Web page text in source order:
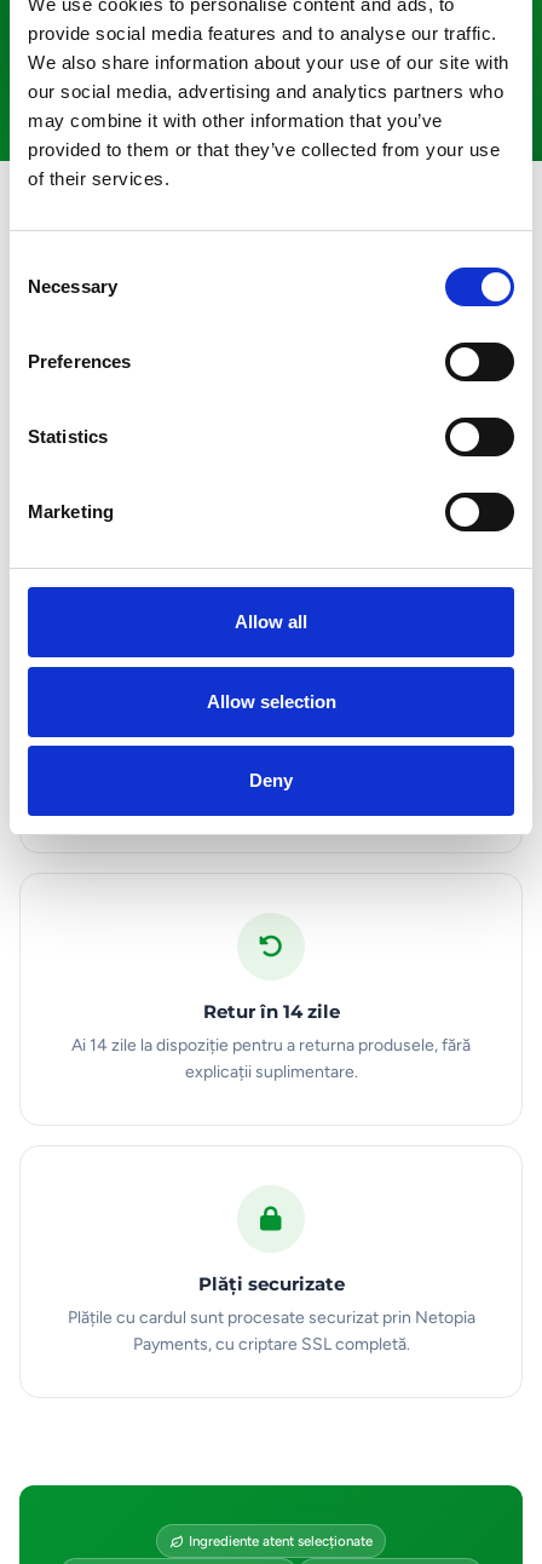
We use cookies to personalise content and ads, to
provide social media features and to analyse our traffic.
We also share information about your use of our site with
our social media, advertising and analytics partners who
may combine it with other information that you’ve
provided to them or that they’ve collected from your use
of their services.
Necessary
Preferences
Statistics
Marketing
Allow all
Allow selection
Deny
100%
Dedicare pentru sănătate
14
Zile drept de retur
Garanții
Toate produsele dețin certificate de conformitate și sunt
Transport rapid
Livrare prin curier în 1-3 zile lucrătoare în toată România.
Retur în 14 zile
Ai 14 zile la dispoziție pentru a returna produsele, fără
explicații suplimentare.
Plăți securizate
Plățile cu cardul sunt procesate securizat prin Netopia
Payments, cu criptare SSL completă.
Ingrediente atent selecționate